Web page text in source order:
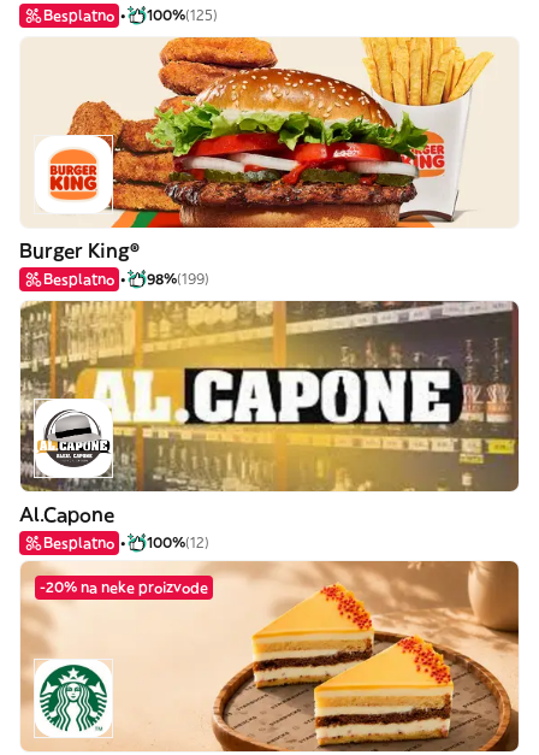
Besplatno 100%(125)
Burger King®
Besplatno 98%(199)
Al.Capone
Besplatno 100%(12)
-20% na neke proizvode